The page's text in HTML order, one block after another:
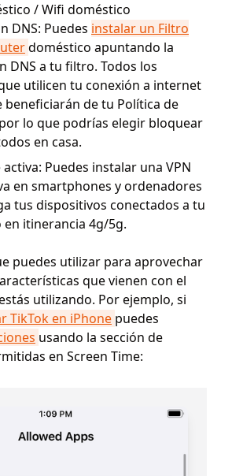
/ Wifi doméstico
DNS: Puedes instalar un Filtro
doméstico apuntando la
DNS a tu filtro. Todos los
utilicen tu conexión a internet
beneficiarán de tu Política de
lo que podrías elegir bloquear
en casa.
Puedes instalar una VPN
en smartphones y ordenadores
tus dispositivos conectados a tu
itinerancia 4g/5g.
puedes utilizar para aprovechar
que vienen con el
utilizando. Por ejemplo, si
TikTok en iPhone puedes
usando la sección de
en Screen Time: